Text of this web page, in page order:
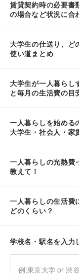
賃貸契約時の必要書
の場合など状況に合
大学生の仕送り、ど
使い道まとめ
大学生が一人暮らし
と毎月の生活費の目
一人暮らしを始める
大学生・社会人・家
一人暮らしの光熱費
教えて！
一人暮らしの生活費
どのくらい？
学校名・駅名を入力